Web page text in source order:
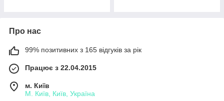
Про нас
99% позитивних з 165 відгуків за рік
Працює з 22.04.2015
м. Київ
М. Київ, Київ, Україна